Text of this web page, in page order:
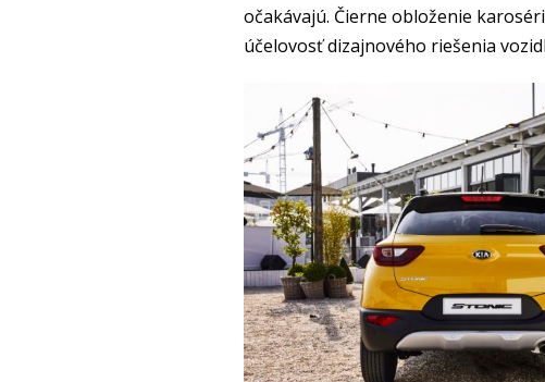
očakávajú. Čierne obloženie
účelovosť dizajnového riešenia